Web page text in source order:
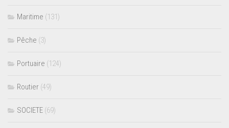
Maritime (131)
Pêche (3)
Portuaire (124)
Routier (49)
SOCIETE (69)